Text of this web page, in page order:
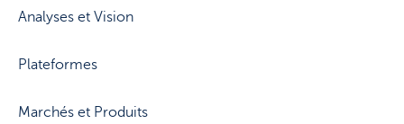
Analyses et Vision
Plateformes
Marchés et Produits